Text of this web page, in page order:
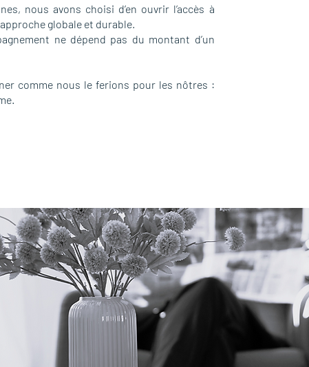
nous avons choisi d’en ouvrir l’accès à
globale et durable.
ne dépend pas du montant d’un
comme nous le ferions pour les nôtres :